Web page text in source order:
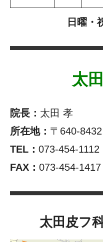
日曜・
太
院長： 太田 孝
所在地： 〒640-
TEL： 073-454-1112
FAX： 073-454-1417
太田皮フ